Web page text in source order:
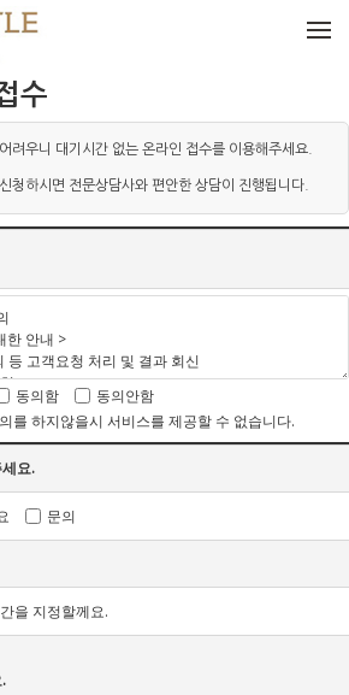
메뉴 건너뛰기
수
려우니 대기시간 없는 온라인 접수를 이용해주세요.
청하시면 전문상담사와 편안한 상담이 진행됩니다.
동의함
동의안함
를 하지않을시 서비스를 제공할 수 없습니다.
요.
문의
을 지정할께요.